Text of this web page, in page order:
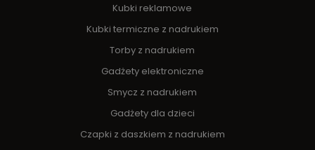
Kubki reklamowe
Kubki termiczne z nadrukiem
Torby z nadrukiem
Gadżety elektroniczne
Smycz z nadrukiem
Gadżety dla dzieci
Czapki z daszkiem z nadrukiem